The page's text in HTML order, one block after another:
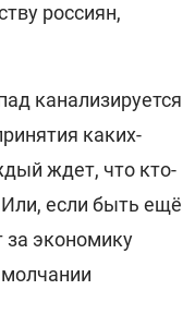
россиян,
канализируется
каких-
ждет, что кто-
если быть ещё
за экономику